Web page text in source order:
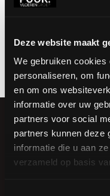
Deze website maakt
We gebruiken
personaliseren, om
en om ons
informatie over uw
partners voor social
partners kunnen deze
informatie die u aan
verzameld op basis
voor
jou?
Neem een
jouw motivatie